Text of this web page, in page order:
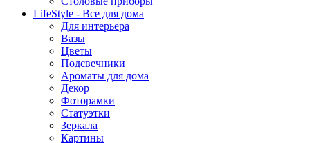
LifeStyle - Все для дома
Для интерьера
Вазы
Цветы
Подсвечники
Ароматы для дома
Декор
Фоторамки
Статуэтки
Зеркала
Картины